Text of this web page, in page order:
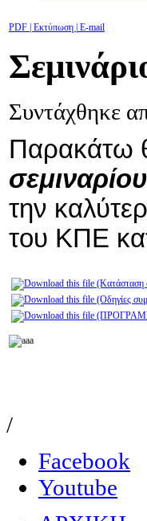
PDF | Εκτύπωση | E-mail
Συντάχθηκε
Παρακάτω
σεμιναρίου
την
του ΚΠΕ
/
Facebook
Youtube